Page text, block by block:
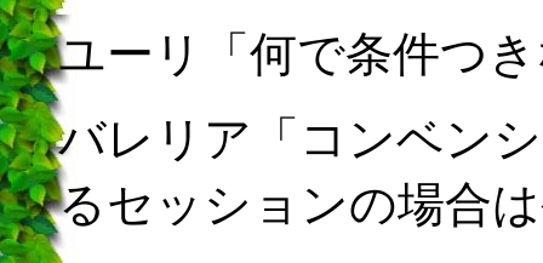
ユーリ「何で条件つ
バレリア「コンベン
るセッションの場合